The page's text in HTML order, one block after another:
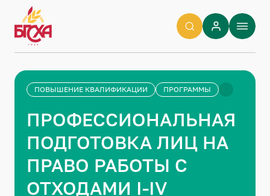
ПОВЫШЕНИЕ КВАЛИФИКАЦИИ ПРОГРАММЫ
ПРОФЕССИОНАЛЬНАЯ
ПОДГОТОВКА ЛИЦ НА
ПРАВО РАБОТЫ С
ОТХОДАМИ I-IV